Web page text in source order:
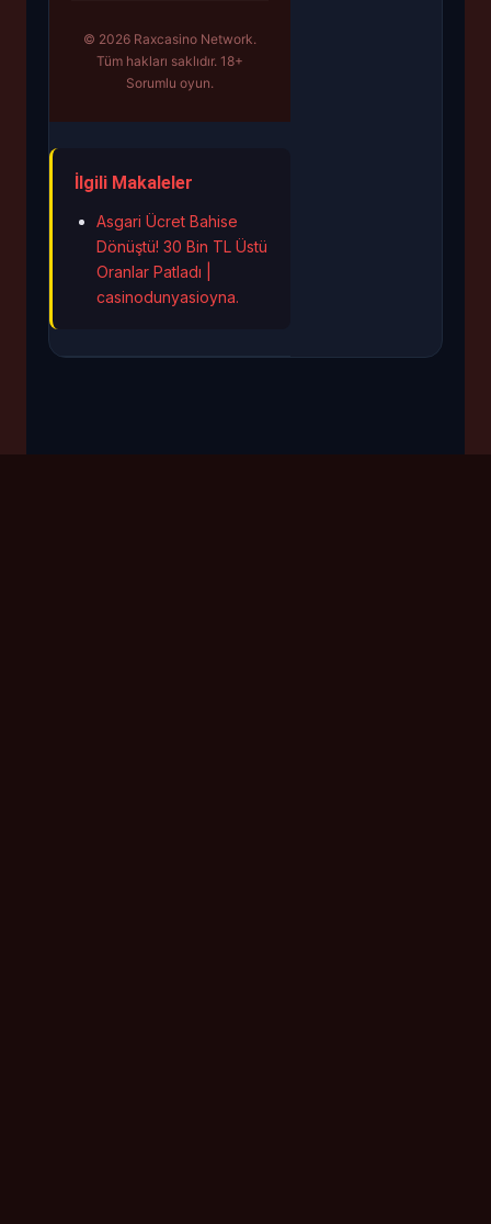
© 2026 Raxcasino Network.
Tüm hakları saklıdır. 18+
Sorumlu oyun.
İlgili Makaleler
Asgari Ücret Bahise
Dönüştü! 30 Bin TL Üstü
Oranlar Patladı |
casinodunyasioyna.